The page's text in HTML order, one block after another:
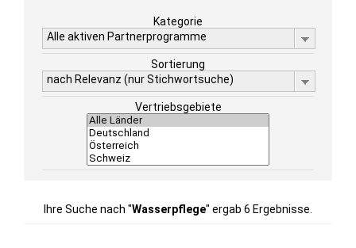
Kategorie
Alle aktiven Partnerprogramme
Sortierung
nach Relevanz (nur Stichwortsuche)
Vertriebsgebiete
Ihre Suche nach "Wasserpflege" ergab 6 Ergebnisse.